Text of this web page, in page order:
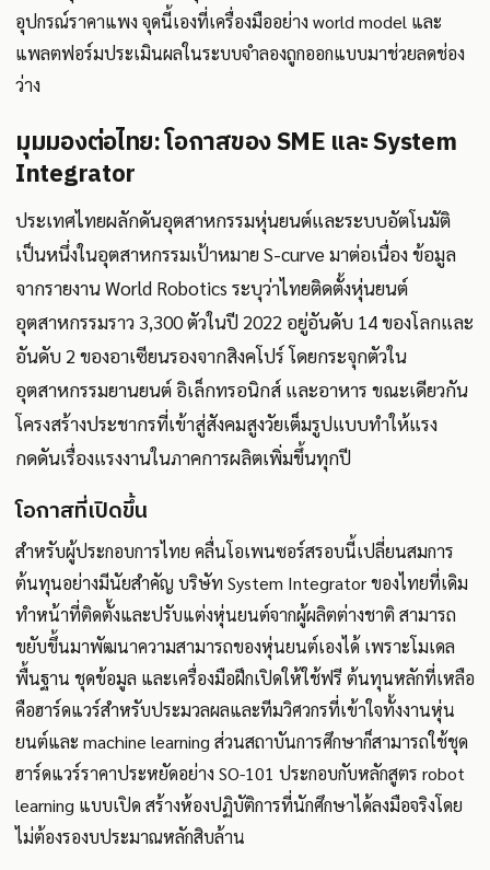
อุปกรณ์ราคาแพง จุดนี้เองที่เครื่องมืออย่าง world model และ
แพลตฟอร์มประเมินผลในระบบจำลองถูกออกแบบมาช่วยลดช่อง
ว่าง
มุมมองต่อไทย: โอกาสของ SME และ System
Integrator
ประเทศไทยผลักดันอุตสาหกรรมหุ่นยนต์และระบบอัตโนมัติ
เป็นหนึ่งในอุตสาหกรรมเป้าหมาย S-curve มาต่อเนื่อง ข้อมูล
จากรายงาน World Robotics ระบุว่าไทยติดตั้งหุ่นยนต์
อุตสาหกรรมราว 3,300 ตัวในปี 2022 อยู่อันดับ 14 ของโลกและ
อันดับ 2 ของอาเซียนรองจากสิงคโปร์ โดยกระจุกตัวใน
อุตสาหกรรมยานยนต์ อิเล็กทรอนิกส์ และอาหาร ขณะเดียวกัน
โครงสร้างประชากรที่เข้าสู่สังคมสูงวัยเต็มรูปแบบทำให้แรง
กดดันเรื่องแรงงานในภาคการผลิตเพิ่มขึ้นทุกปี
โอกาสที่เปิดขึ้น
สำหรับผู้ประกอบการไทย คลื่นโอเพนซอร์สรอบนี้เปลี่ยนสมการ
ต้นทุนอย่างมีนัยสำคัญ บริษัท System Integrator ของไทยที่เดิม
ทำหน้าที่ติดตั้งและปรับแต่งหุ่นยนต์จากผู้ผลิตต่างชาติ สามารถ
ขยับขึ้นมาพัฒนาความสามารถของหุ่นยนต์เองได้ เพราะโมเดล
พื้นฐาน ชุดข้อมูล และเครื่องมือฝึกเปิดให้ใช้ฟรี ต้นทุนหลักที่เหลือ
คือฮาร์ดแวร์สำหรับประมวลผลและทีมวิศวกรที่เข้าใจทั้งงานหุ่น
ยนต์และ machine learning ส่วนสถาบันการศึกษาก็สามารถใช้ชุด
ฮาร์ดแวร์ราคาประหยัดอย่าง SO-101 ประกอบกับหลักสูตร robot
learning แบบเปิด สร้างห้องปฏิบัติการที่นักศึกษาได้ลงมือจริงโดย
ไม่ต้องรองบประมาณหลักสิบล้าน